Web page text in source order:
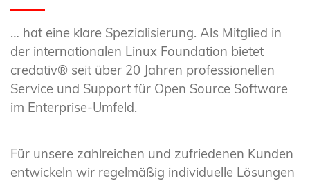
… hat eine klare Spezialisierung. Als Mitglied in
der internationalen Linux Foundation bietet
credativ® seit über 20 Jahren professionellen
Service und Support für Open Source Software
im Enterprise-Umfeld.
Für unsere zahlreichen und zufriedenen Kunden
entwickeln wir regelmäßig individuelle Lösungen